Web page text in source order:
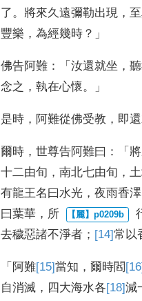
了。 將來久遠彌勒出現 ，
豐樂 ， 為經幾時 ？」
佛告阿難 ：「 汝還就坐 ，
念之 ， 執在心懷。」
是時 ， 阿難從佛受教 ， 即
爾時 ， 世尊告阿難曰 ：「
十二由旬 ， 南北七由旬 ，
有龍王名曰水光 ， 夜雨香澤
曰葉華 ， 所
去穢惡諸不淨者 ； [14]常以
「 阿難[15]當知 ， 爾時閻 [16]
自消滅 ， 四大海水各[18]減